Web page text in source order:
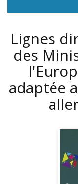
Lignes
des
adaptée